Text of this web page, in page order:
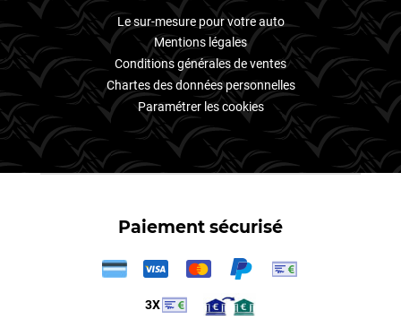
Le sur-mesure pour votre auto
Mentions légales
Conditions générales de ventes
Chartes des données personnelles
Paramétrer les cookies
Paiement sécurisé
3X